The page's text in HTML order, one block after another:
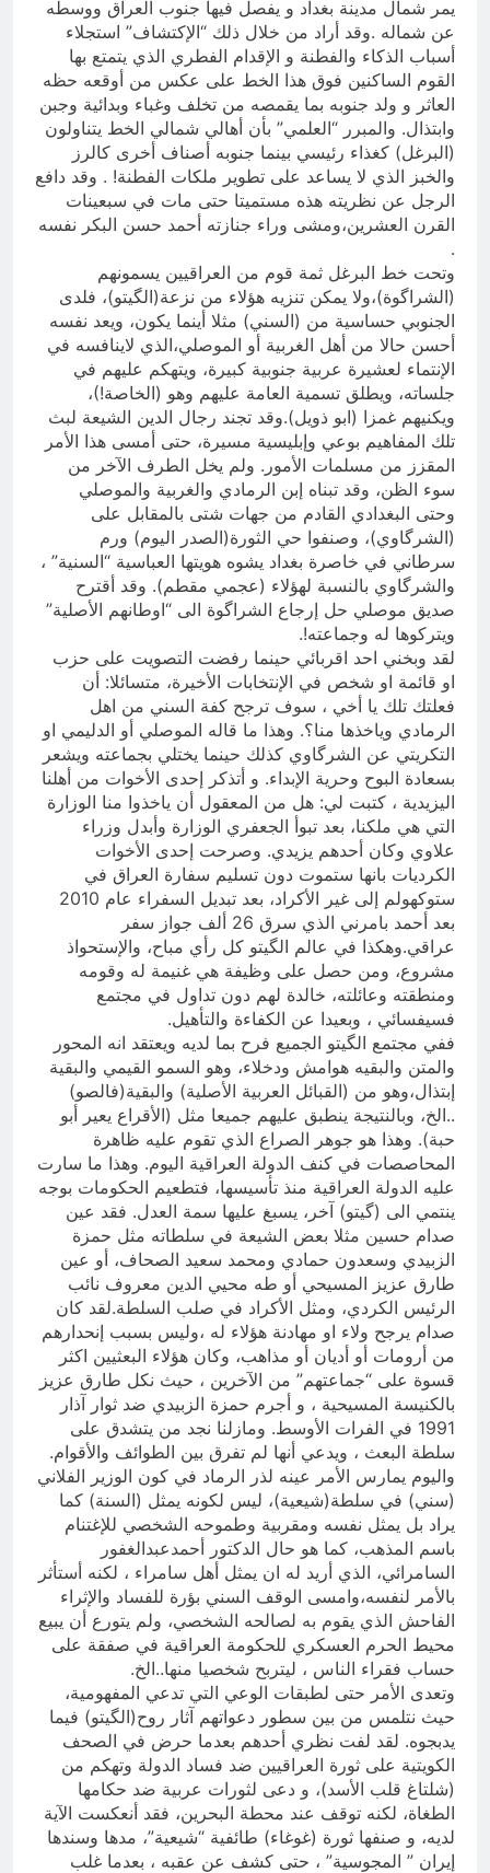
يمر شمال مدينة بغداد و يفصل فيها جنوب العراق ووسطه
عن شماله .وقد أراد من خلال ذلك “الإكتشاف” استجلاء
أسباب الذكاء والفطنة و الإقدام الفطري الذي يتمتع بها
القوم الساكنين فوق هذا الخط على عكس من أوقعه حظه
العاثر و ولد جنوبه بما يقمصه من تخلف وغباء وبدائية وجبن
وابتذال. والمبرر “العلمي” بأن أهالي شمالي الخط يتناولون
(البرغل) كغذاء رئيسي بينما جنوبه أصناف أخرى كالرز
والخبز الذي لا يساعد على تطوير ملكات الفطنة! . وقد دافع
الرجل عن نظريته هذه مستميتا حتى مات في سبعينات
القرن العشرين،ومشى وراء جنازته أحمد حسن البكر نفسه
.
وتحت خط البرغل ثمة قوم من العراقيين يسمونهم
(الشراگوة)،ولا يمكن تنزيه هؤلاء من نزعة(الگيتو)، فلدى
الجنوبي حساسية من (السني) مثلا أينما يكون، ويعد نفسه
أحسن حالا من أهل الغربية أو الموصلي،الذي لاينافسه في
الإنتماء لعشيرة عربية جنوبية كبيرة، ويتهكم عليهم في
جلساته، ويطلق تسمية العامة عليهم وهو (الخاصة!)،
ويكنيهم غمزا (ابو ذويل).وقد تجند رجال الدين الشيعة لبث
تلك المفاهيم بوعي وإبليسية مسيرة، حتى أمسى هذا الأمر
المقزز من مسلمات الأمور. ولم يخل الطرف الآخر من
سوء الظن، وقد تبناه إبن الرمادي والغربية والموصلي
وحتى البغدادي القادم من جهات شتى بالمقابل على
(الشرگاوي)، وصنفوا حي الثورة(الصدر اليوم) ورم
سرطاني في خاصرة بغداد يشوه هويتها العباسية “السنية” ،
والشرگاوي بالنسبة لهؤلاء (عجمي مقطم). وقد أقترح
صديق موصلي حل إرجاع الشراگوة الى “اوطانهم الأصلية”
ويتركوها له وجماعته!.
لقد وبخني احد اقربائي حينما رفضت التصويت على حزب
او قائمة او شخص في الإنتخابات الأخيرة، متسائلا: أن
فعلتك تلك يا أخي ، سوف ترجح كفة السني من اهل
الرمادي وياخذها منا؟. وهذا ما قاله الموصلي أو الدليمي او
التكريتي عن الشرگاوي كذلك حينما يختلي بجماعته ويشعر
بسعادة البوح وحرية الإبداء. و أتذكر إحدى الأخوات من أهلنا
اليزيدية ، كتبت لي: هل من المعقول أن ياخذوا منا الوزارة
التي هي ملكنا، بعد تبوأ الجعفري الوزارة وأبدل وزراء
علاوي وكان أحدهم يزيدي. وصرحت إحدى الأخوات
الكرديات بانها ستموت دون تسليم سفارة العراق في
ستوكهولم إلى غير الأكراد، بعد تبديل السفراء عام 2010
بعد أحمد بامرني الذي سرق 26 ألف جواز سفر
عراقي.وهكذا في عالم الگيتو كل رأي مباح، والإستحواذ
مشروع، ومن حصل على وظيفة هي غنيمة له وقومه
ومنطقته وعائلته، خالدة لهم دون تداول في مجتمع
فسيفسائي ، وبعيدا عن الكفاءة والتأهيل.
ففي مجتمع الگيتو الجميع فرح بما لديه ويعتقد انه المحور
والمتن والبقيه هوامش ودخلاء، وهو السمو القيمي والبقية
إبتذال،وهو من (القبائل العربية الأصلية) والبقية(فالصو)
..الخ، وبالنتيجة ينطبق عليهم جميعا مثل (الأقراع يعير أبو
حبة). وهذا هو جوهر الصراع الذي تقوم عليه ظاهرة
المحاصصات في كنف الدولة العراقية اليوم. وهذا ما سارت
عليه الدولة العراقية منذ تأسيسها، فتطعيم الحكومات بوجه
ينتمي الى (گيتو) آخر، يسبغ عليها سمة العدل. فقد عين
صدام حسين مثلا بعض الشيعة في سلطاته مثل حمزة
الزبيدي وسعدون حمادي ومحمد سعيد الصحاف، أو عين
طارق عزيز المسيحي أو طه محيي الدين معروف نائب
الرئيس الكردي، ومثل الأكراد في صلب السلطة.لقد كان
صدام يرجح ولاء او مهادنة هؤلاء له ،وليس بسبب إنحدارهم
من أرومات أو أديان أو مذاهب، وكان هؤلاء البعثيين اكثر
قسوة على “جماعتهم” من الآخرين ، حيث نكل طارق عزيز
بالكنيسة المسيحية ، و أجرم حمزة الزبيدي ضد ثوار آذار
1991 في الفرات الأوسط. ومازلنا نجد من يتشدق على
سلطة البعث ، ويدعي أنها لم تفرق بين الطوائف والأقوام.
واليوم يمارس الأمر عينه لذر الرماد في كون الوزير الفلاني
(سني) في سلطة(شيعية)، ليس لكونه يمثل (السنة) كما
يراد بل يمثل نفسه ومقربية وطموحه الشخصي للإغتنام
باسم المذهب، كما هو حال الدكتور أحمدعبدالغفور
السامرائي، الذي أريد له ان يمثل أهل سامراء ، لكنه أستأثر
بالأمر لنفسه،وامسى الوقف السني بؤرة للفساد والإثراء
الفاحش الذي يقوم به لصالحه الشخصي، ولم يتورع أن يبيع
محيط الحرم العسكري للحكومة العراقية في صفقة على
حساب فقراء الناس ، ليتربح شخصيا منها..الخ.
وتعدى الأمر حتى لطبقات الوعي التي تدعي المفهومية،
حيث نتلمس من بين سطور دعواتهم آثار روح(الگيتو) فيما
يدبجوه. لقد لفت نظري أحدهم بعدما حرض في الصحف
الكويتية على ثورة العراقيين ضد فساد الدولة وتهكم من
(شلتاغ قلب الأسد)، و دعى لثورات عربية ضد حكامها
الطغاة، لكنه توقف عند محطة البحرين، فقد أنعكست الآية
لديه، و صنفها ثورة (غوغاء) طائفية “شيعية”، مدها وسندها
إيران ” المجوسية” ، حتى كشف عن عقبه ، بعدما غلب